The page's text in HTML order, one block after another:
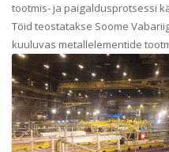
tootmis- ja paigaldusprotsessi
Töid teostatakse Soome
kuuluvas metallelementide